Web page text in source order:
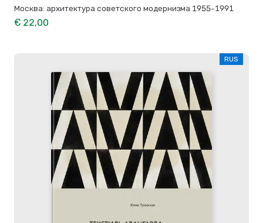
Москва: архитектура советского модернизма 1955-1991
€ 22,00
RUS